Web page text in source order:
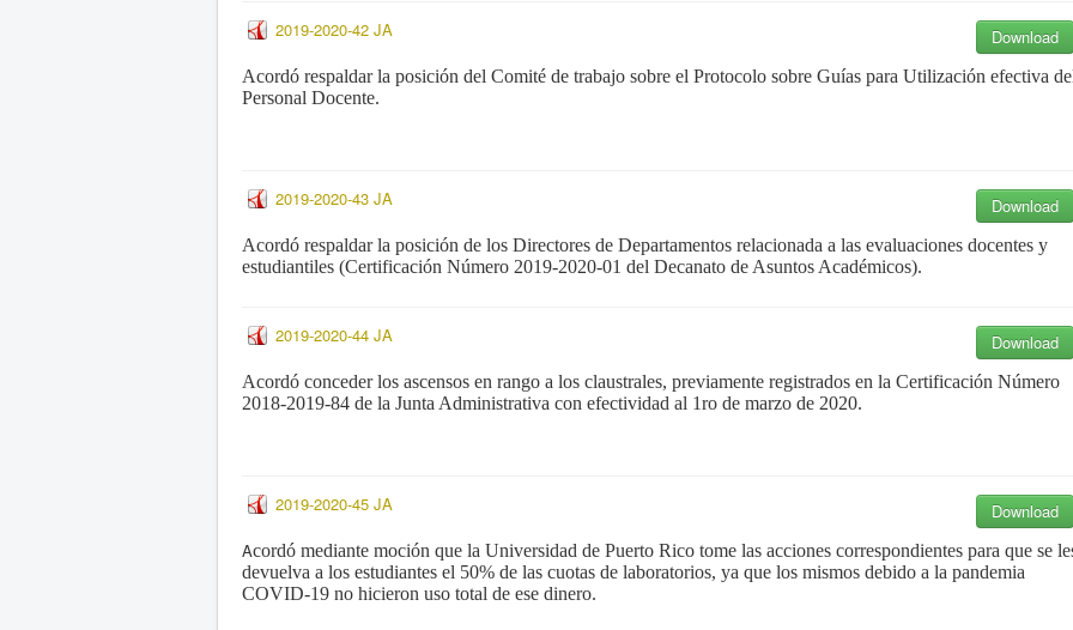
2019-2020-42 JA Download
Acordó respaldar la posición del Comité de trabajo sobre el Protocolo sobre Guías para Utilización efectiva
Personal Docente.
2019-2020-43 JA Download
Acordó respaldar la posición de los Directores de Departamentos relacionada a las evaluaciones docentes y
estudiantiles (Certificación Número 2019-2020-01 del Decanato de Asuntos Académicos).
2019-2020-44 JA Download
Acordó conceder los ascensos en rango a los claustrales, previamente registrados en la Certificación Número
2018-2019-84 de la Junta Administrativa con efectividad al 1ro de marzo de 2020.
2019-2020-45 JA
Download
Acordó mediante moción que la Universidad de Puerto Rico tome las acciones correspondientes para que se
devuelva a los estudiantes el 50% de las cuotas de laboratorios, ya que los mismos debido a la pandemia
COVID-19 no hicieron uso total de ese dinero.